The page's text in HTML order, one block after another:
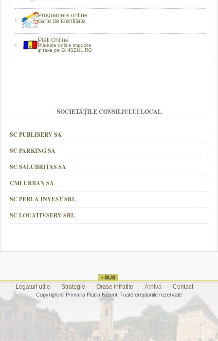
Programare online
carte de identitate
Plaţi Online
Plătește online impozite
şi taxe pe GHISEUL.RO
SOCIETĂȚILE CONSILIULUI LOCAL
SC PUBLISERV SA
SC PARKING SA
SC SALUBRITAS SA
CMI URBAN SA
SC PERLA INVEST SRL
SC LOCATIVSERV SRL
Legaturi utile Strategie Orase Infratite Arhiva Contact
Copyright © Primaria Piatra Neamt. Toate drepturiile rezervate